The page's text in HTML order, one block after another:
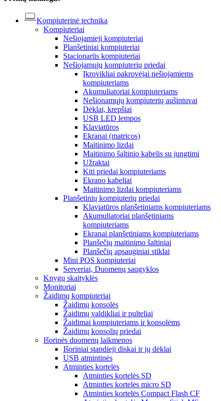
Kompiuterinė technika
Kompiuteriai
Nešiojamieji kompiuteriai
Planšetiniai kompiuteriai
Stacionarūs kompiuteriai
Nešiojamųjų kompiuterių priedai
Įkrovikliai pakrovėjai nešiojamiems
kompiuteriams
Akumuliatoriai kompiuteriams
Nešionamųjų kompiuterių aušintuvai
Dėklai, krepšiai
USB LED lempos
Klaviatūros
Ekranai (matricos)
Maitinimo lizdai
Maitinimo šaltinio kabelis su jungtimi
Užraktai
Kiti priedai kompiuteriams
Ekrano kabeliai
Maitinimo lizdai kompiuteriams
Planšetinių kompiuterių priedai
Klaviatūros planšetiniams kompiuteriams
Akumuliatoriai planšetiniams
kompiuteriams
Ekranai planšetiniams kompiuteriams
Planšečių maitinimo šaltiniai
Planšečių apsauginiai stiklai
Mini POS kompiuteriai
Serveriai, Duomenų saugyklos
Knygų skaityklės
Monitoriai
Žaidimų kompiuteriai
Žaidimų konsolės
Žaidimų valdikliai ir pulteliai
Žaidimai kompiuteriams ir konsolėms
Žaidimų konsolių priedai
Išorinės duomenų laikmenos
Išoriniai standieji diskai ir jų dėklai
USB atmintinės
Atminties kortelės
Atminties kortelės SD
Atminties kortelės micro SD
Atminties kortelės Compact Flash CF